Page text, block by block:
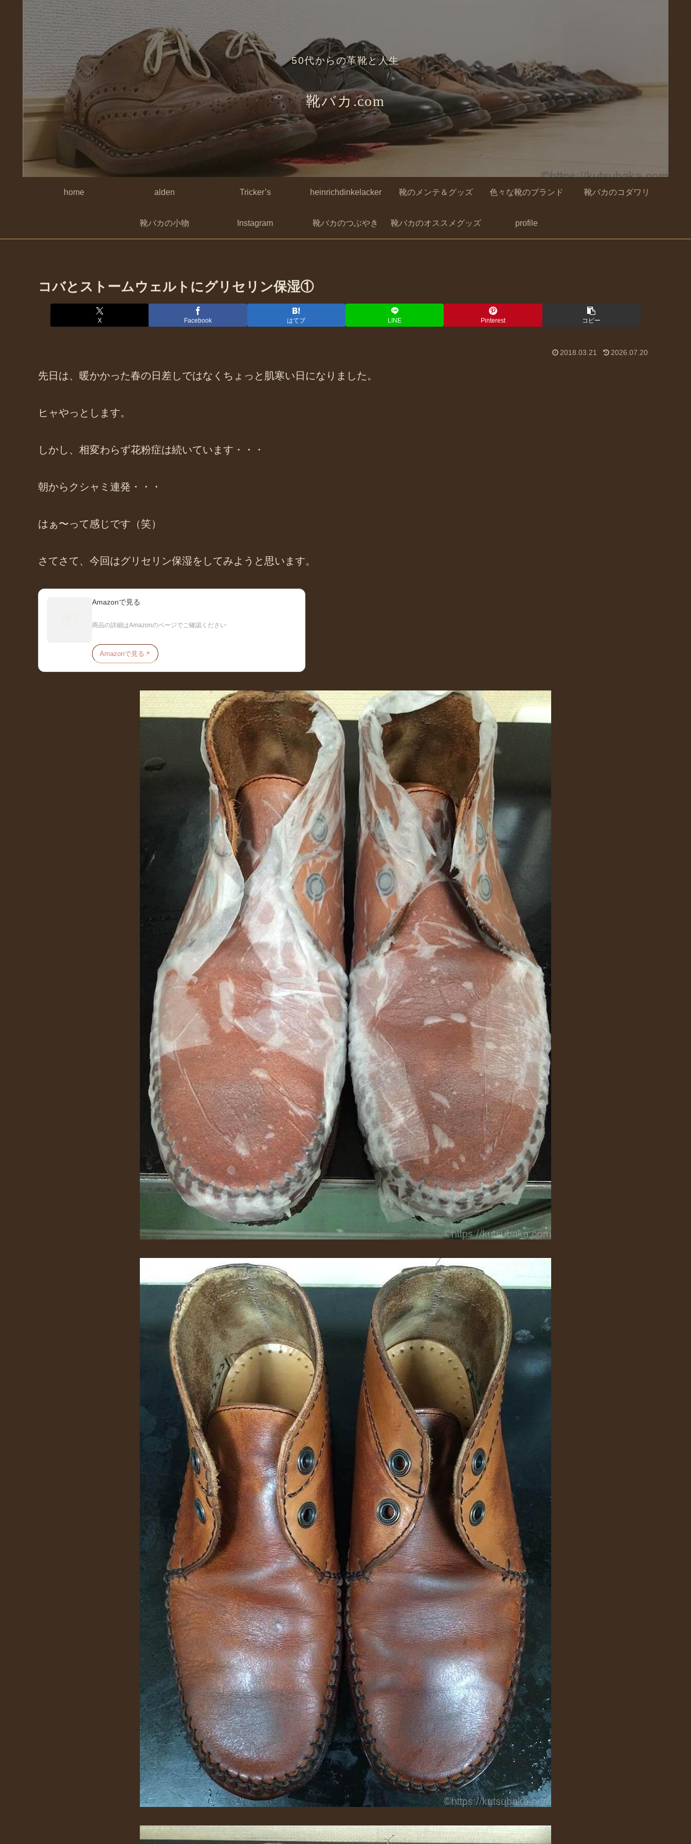
50代からの革靴と人生
靴バカ.com
home alden Tricker’s heinrichdinkelacker 靴のメンテ＆グッズ 色々な靴のブランド 靴バカのコダワリ
靴バカの小物 Instagram 靴バカのつぶやき 靴バカのオススメグッズ profile
コバとストームウェルトにグリセリン保湿①
X Facebook はてブ LINE Pinterest コピー
2018.03.21 2026.07.20
先日は、暖かかった春の日差しではなくちょっと肌寒い日になりました。
ヒャやっとします。
しかし、相変わらず花粉症は続いています・・・
朝からクシャミ連発・・・
はぁ〜って感じです（笑）
さてさて、今回はグリセリン保湿をしてみようと思います。
Amazonで見る
商品の詳細はAmazonのページでご確認ください
Amazonで見る